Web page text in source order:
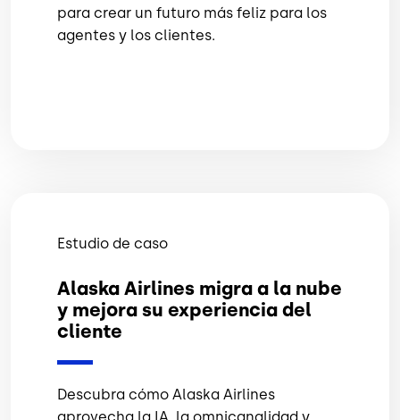
para crear un futuro más feliz para los
agentes y los clientes.
Estudio de caso
Alaska Airlines migra a la nube
y mejora su experiencia del
cliente
Descubra cómo Alaska Airlines